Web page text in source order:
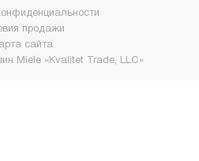
Miele «Kvalitet Trade, LLC»
продажи
сайта